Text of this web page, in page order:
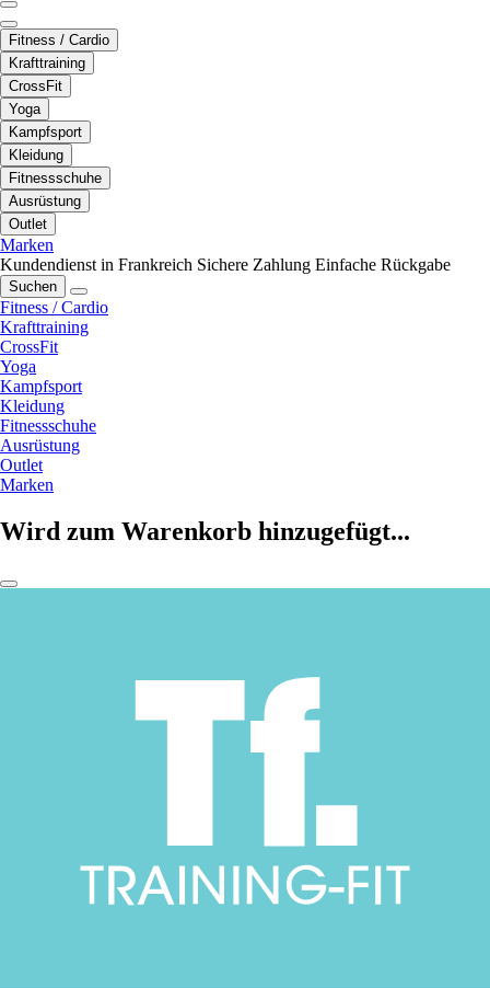
Fitness / Cardio
Krafttraining
CrossFit
Yoga
Kampfsport
Kleidung
Fitnessschuhe
Ausrüstung
Outlet
Marken
Kundendienst in Frankreich Sichere Zahlung Einfache Rückgabe
Suchen
Fitness / Cardio
Krafttraining
CrossFit
Yoga
Kampfsport
Kleidung
Fitnessschuhe
Ausrüstung
Outlet
Marken
Wird zum Warenkorb hinzugefügt...